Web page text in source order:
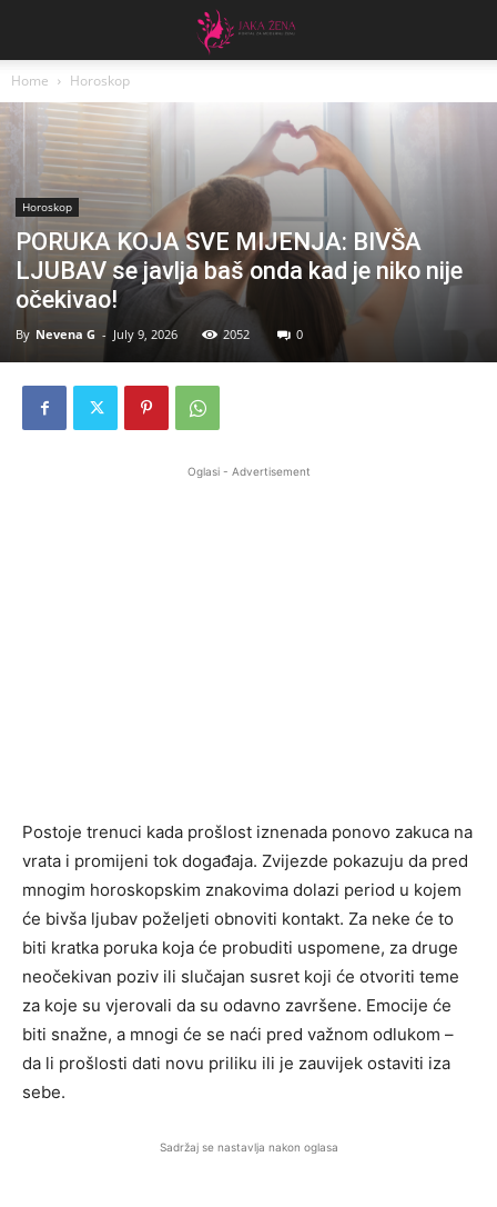
Home Horoskop
Horoskop
PORUKA KOJA SVE MIJENJA: BIVŠA
LJUBAV se javlja baš onda kad je niko nije
očekivao!
By Nevena G - July 9, 2026 2052 0
Oglasi - Advertisement
Postoje trenuci kada prošlost iznenada ponovo zakuca na
vrata i promijeni tok događaja. Zvijezde pokazuju da pred
mnogim horoskopskim znakovima dolazi period u kojem
će bivša ljubav poželjeti obnoviti kontakt. Za neke će to
biti kratka poruka koja će probuditi uspomene, za druge
neočekivan poziv ili slučajan susret koji će otvoriti teme
za koje su vjerovali da su odavno završene. Emocije će
biti snažne, a mnogi će se naći pred važnom odlukom –
da li prošlosti dati novu priliku ili je zauvijek ostaviti iza
sebe.
Sadržaj se nastavlja nakon oglasa